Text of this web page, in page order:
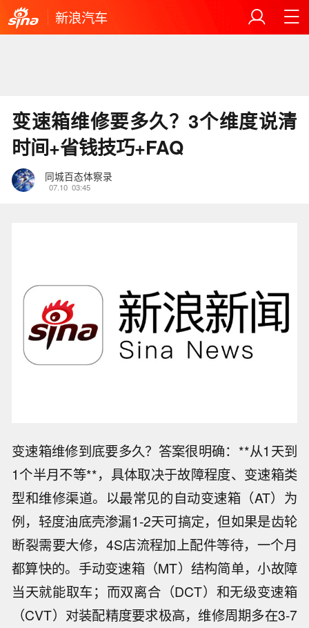
新浪汽车
变速箱维修要多久？3个维度说清
时间+省钱技巧+FAQ
同城百态体察录
07.10 03:45
变速箱维修到底要多久？答案很明确：**从1天到
1个半月不等**，具体取决于故障程度、变速箱类
型和维修渠道。以最常见的自动变速箱（AT）为
例，轻度油底壳渗漏1-2天可搞定，但如果是齿轮
断裂需要大修，4S店流程加上配件等待，一个月
都算快的。手动变速箱（MT）结构简单，小故障
当天就能取车；而双离合（DCT）和无级变速箱
（CVT）对装配精度要求极高，维修周期多在3-7